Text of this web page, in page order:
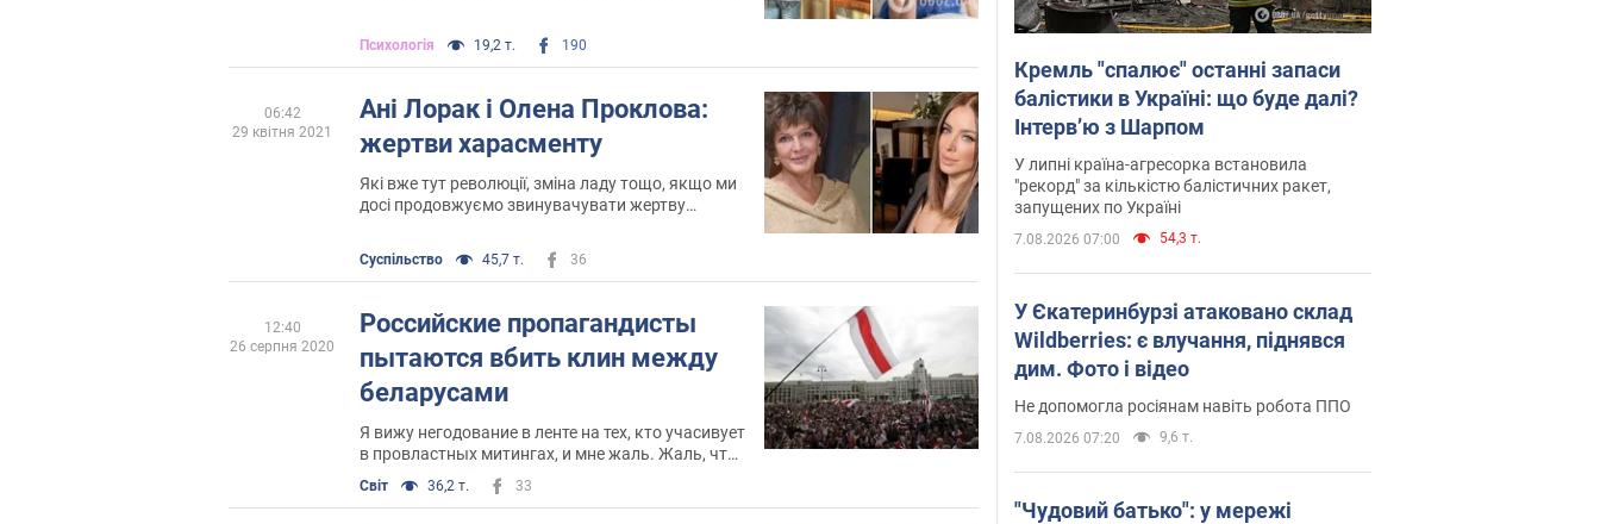
помила
Психологія 19,2 т. 190
Ані Лорак і Олена Проклова:
жертви харасменту
Які вже тут революції, зміна ладу тощо, якщо ми
досі продовжуємо звинувачувати жертву
Суспільство 45,7 т. 36
06:42
29 квітня 2021
Российские пропагандисты
пытаются вбить клин между
беларусами
Я вижу негодование в ленте на тех, кто учасивует
в провластных митингах, и мне жаль. Жаль, что
пропагандистам удается отвести наше внимание
от главных источников нашего недовольства
Світ 36,2 т. 33
12:40
26 серпня 2020
Кремль "спалює" останні запаси
балістики в Україні: що буде далі?
Інтерв’ю з Шарпом
У липні країна-агресорка встановила
"рекорд" за кількістю балістичних ракет,
запущених по Україні
7.08.2026 07:00 54,3 т.
У Єкатеринбурзі атаковано склад
Wildberries: є влучання, піднявся
дим. Фото і відео
Не допомогла росіянам навіть робота ППО
7.08.2026 07:20 9,6 т.
"Чудовий батько": у мережі